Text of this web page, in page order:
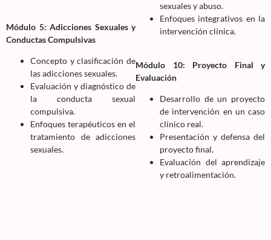
Módulo 5: Adicciones Sexuales y
Conductas Compulsivas
Concepto y clasificación de
las adicciones sexuales.
Evaluación y diagnóstico de
la conducta sexual
compulsiva.
Enfoques terapéuticos en el
tratamiento de adicciones
sexuales.
sexuales y abuso.
Enfoques integrativos en la
intervención clínica.
Módulo 10: Proyecto Final y
Evaluación
Desarrollo de un proyecto
de intervención en un caso
clínico real.
Presentación y defensa del
proyecto final.
Evaluación del aprendizaje
y retroalimentación.